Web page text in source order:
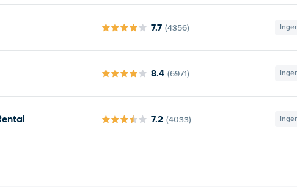
7.7 (4356)
8.4 (6971)
7.2 (4033)